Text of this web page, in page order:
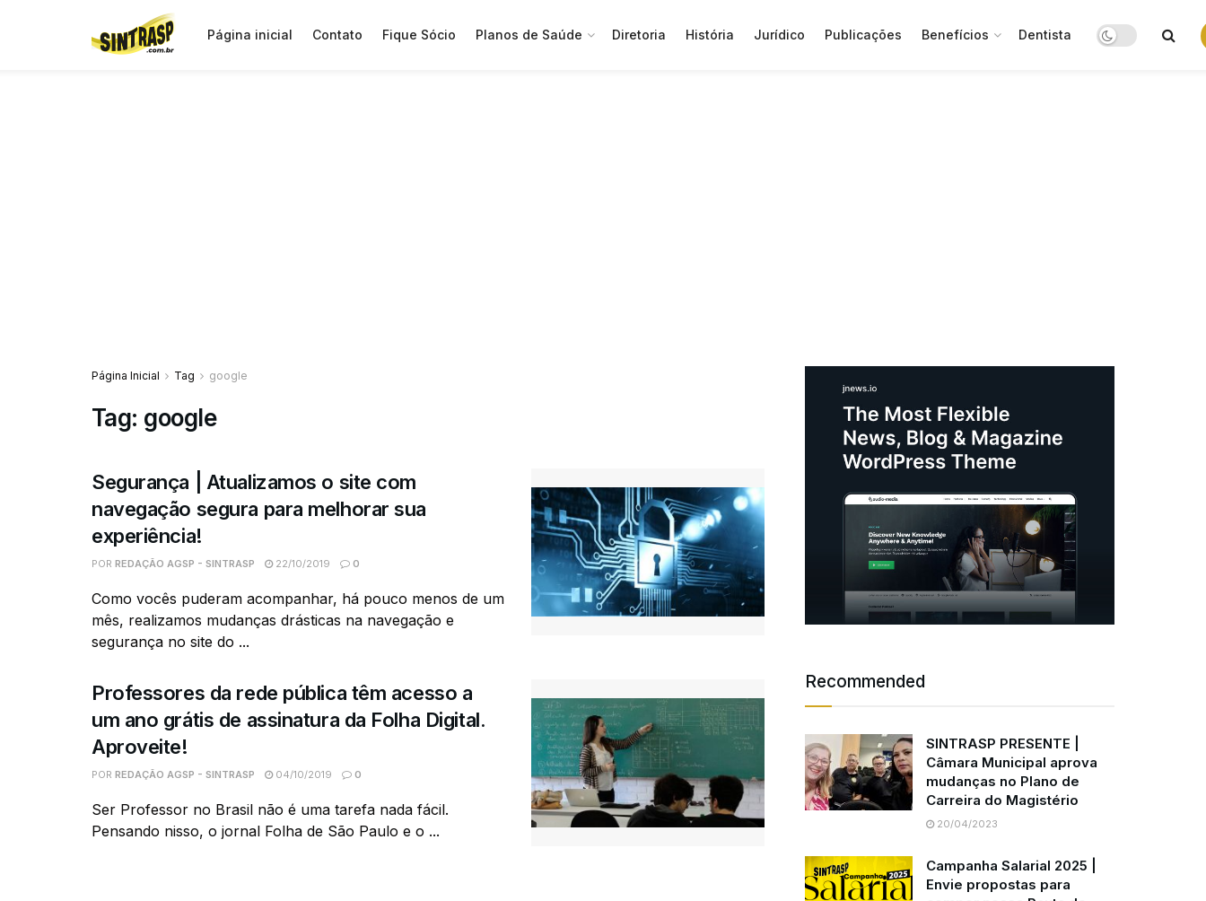
Página inicial Contato Fique Sócio Planos de Saúde Diretoria História Jurídico Publicações Benefícios Dentista
Página Inicial Tag google
Tag: google
Segurança | Atualizamos o site com
navegação segura para melhorar sua
experiência!
POR REDAÇÃO AGSP - SINTRASP 22/10/2019 0
Como vocês puderam acompanhar, há pouco menos de um
mês, realizamos mudanças drásticas na navegação e
segurança no site do ...
Professores da rede pública têm acesso a
um ano grátis de assinatura da Folha Digital.
Aproveite!
POR REDAÇÃO AGSP - SINTRASP 04/10/2019 0
Ser Professor no Brasil não é uma tarefa nada fácil.
Pensando nisso, o jornal Folha de São Paulo e o ...
Recommended
SINTRASP PRESENTE |
Câmara Municipal aprova
mudanças no Plano de
Carreira do Magistério
20/04/2023
Campanha Salarial 2025 |
Envie propostas para